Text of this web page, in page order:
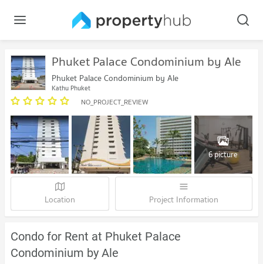
Phuket Palace Condominium by Ale
Phuket Palace Condominium by Ale
Kathu Phuket
NO_PROJECT_REVIEW
6 picture
Location Project Information
Condo for Rent at Phuket Palace
Condominium by Ale